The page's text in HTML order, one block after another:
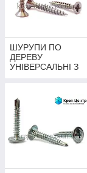
ШУРУПИ ПО
ДЕРЕВУ
УНІВЕРСАЛЬНІ З